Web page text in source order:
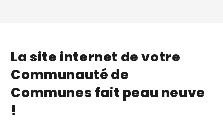
La site internet de votre
Communauté de
Communes fait peau neuve
!